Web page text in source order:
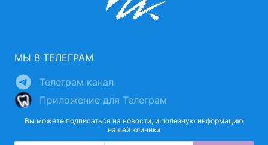
МЫ В ТЕЛЕГРАМ
Телеграм канал
Приложение для Телеграм
Вы можете подписаться на новости, и полезную информацию
нашей клиники